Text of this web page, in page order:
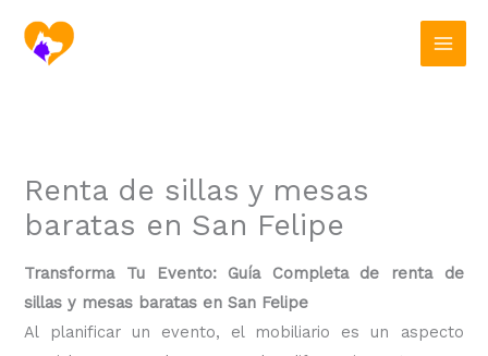
contenido
Renta de sillas y mesas
baratas en San Felipe
Transforma Tu Evento: Guía Completa de renta de
sillas y mesas baratas en San Felipe
Al planificar un evento, el mobiliario es un aspecto